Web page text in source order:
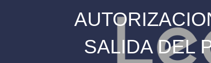
SALIDA DEL